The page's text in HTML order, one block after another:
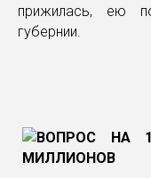
прижилась, ею
губернии.